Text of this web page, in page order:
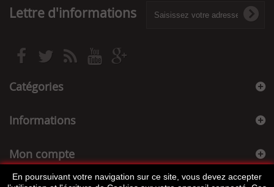
Lettre d'informations
Catégories
Informations
Mon compte
En poursuivant votre navigation sur ce site, vous devez accepter